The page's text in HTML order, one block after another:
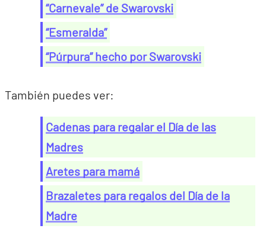
“Carnevale” de Swarovski
“Esmeralda”
“Púrpura” hecho por Swarovski
También puedes ver:
Cadenas para regalar el Día de las
Madres
Aretes para mamá
Brazaletes para regalos del Día de la
Madre